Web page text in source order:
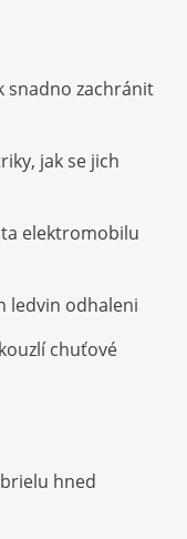
snadno zachránit
jak se jich
elektromobilu
ledvin odhaleni
chuťové
hned